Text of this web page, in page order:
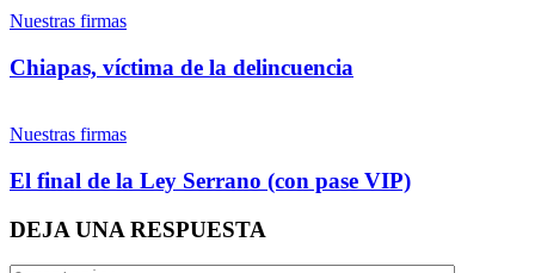
Nuestras firmas
Chiapas, víctima de la delincuencia
Nuestras firmas
El final de la Ley Serrano (con pase VIP)
DEJA UNA RESPUESTA